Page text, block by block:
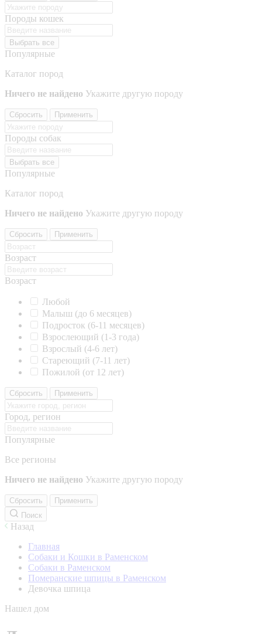
Породы кошек
Выбрать все
Популярные
Каталог пород
Ничего не найдено Укажите другую породу
Сбросить Применить
Породы собак
Выбрать все
Популярные
Каталог пород
Ничего не найдено Укажите другую породу
Сбросить Применить
Возраст
Возраст
Любой
Малыш (до 6 месяцев)
Подросток (6-11 месяцев)
Взрослеющий (1-3 года)
Взрослый (4-6 лет)
Стареющий (7-11 лет)
Пожилой (от 12 лет)
Сбросить Применить
Город, регион
Популярные
Все регионы
Ничего не найдено Укажите другую породу
Сбросить
Применить
Поиск
Назад
Главная
Собаки и Кошки в Раменском
Собаки в Раменском
Померанские шпицы в Раменском
Девочка шпица
Нашел дом